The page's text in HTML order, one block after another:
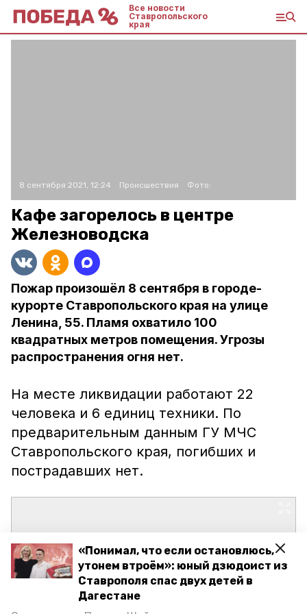
«Понимал, что если остановлюсь,
утонем втроём»: юный дзюдоист из
Ставрополя спас двух детей в
Дагестане
Все новости
Ставропольского
края
8 сентября 2021, 12:24 Происшествия Фото:
Кафе загорелось в центре
Железноводска
Пожар произошёл 8 сентября в городе-
курорте Ставропольского края на улице
Ленина, 55. Пламя охватило 100
квадратных метров помещения. Угрозы
распространения огня нет.
На месте ликвидации работают 22
человека и 6 единиц техники. По
предварительным данным ГУ МЧС
Ставропольского края, погибших и
пострадавших нет.